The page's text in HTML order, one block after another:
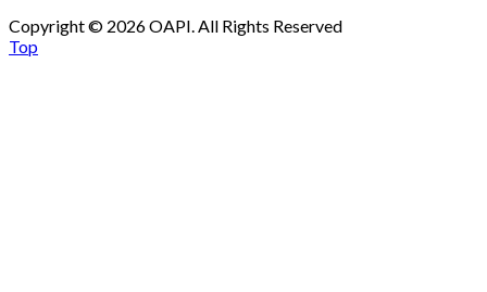
Copyright © 2026 OAPI. All Rights Reserved
Top